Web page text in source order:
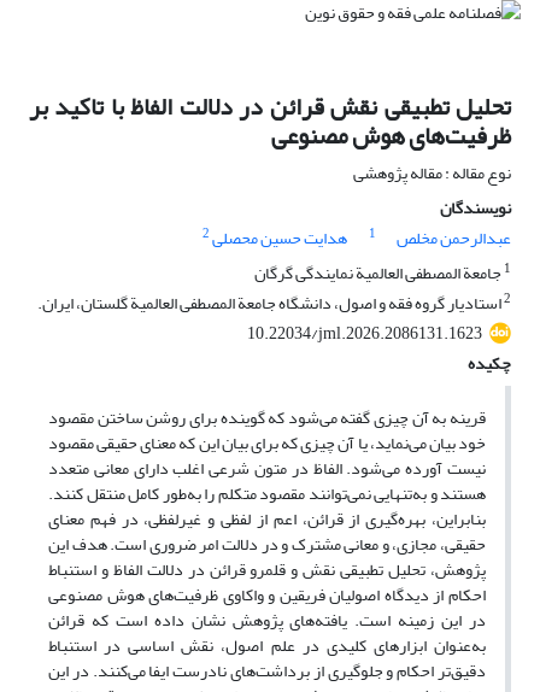
تحلیل تطبیقی نقش قرائن در دلالت الفاظ با تاکید بر
ظرفیت‌های هوش مصنوعی
نوع مقاله : مقاله پژوهشی
نویسندگان
عبدالرحمن مخلص
1 هدایت حسین محصلی2
1 جامعة المصطفی العالمیة نمایندگی گرگان
2استادیار گروه فقه و اصول، دانشگاه جامعة المصطفی العالمیة گلستان، ایران.
10.22034/jml.2026.2086131.1623
چکیده
قرینه به آن چیزی گفته می‌شود که گوینده برای روشن ساختن مقصود
خود بیان می‌نماید، یا آن چیزی که برای بیان این که معنای حقیقی مقصود
نیست آورده می‌شود. الفاظ در متون شرعی اغلب دارای معانی متعدد
هستند و به‌تنهایی نمی‌توانند مقصود متکلم را به‌طور کامل منتقل کنند.
بنابراین، بهره‌گیری از قرائن، اعم از لفظی و غیرلفظی، در فهم معنای
حقیقی، مجازی، و معانی مشترک و در دلالت امر ضروری است. هدف این
پژوهش، تحلیل تطبیقی نقش و قلمرو قرائن در دلالت الفاظ و استنباط
احکام از دیدگاه اصولیان فریقین و واکاوی ظرفیت‌های هوش مصنوعی
در این زمینه است. یافته‌های پژوهش نشان داده است که قرائن
به‌عنوان ابزارهای کلیدی در علم اصول، نقش اساسی در استنباط
دقیق‌تر احکام و جلوگیری از برداشت‌های نادرست ایفا می‌کنند. در این